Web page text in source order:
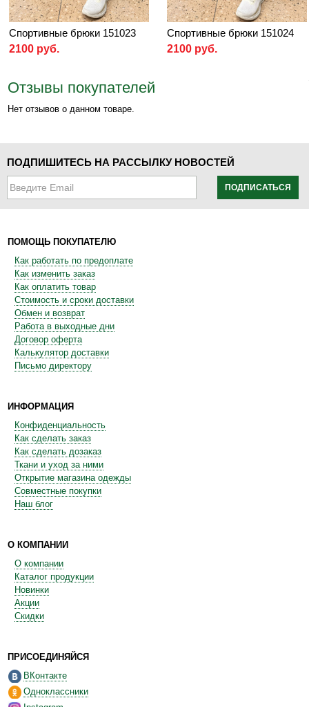
Спортивные брюки 151023
2100 руб.
Спортивные брюки 151024
2100 руб.
Отзывы покупателей
Нет отзывов о данном товаре.
ПОДПИШИТЕСЬ НА РАССЫЛКУ НОВОСТЕЙ
ПОДПИСАТЬСЯ
ПОМОЩЬ ПОКУПАТЕЛЮ
Как работать по предоплате
Как изменить заказ
Как оплатить товар
Стоимость и сроки доставки
Обмен и возврат
Работа в выходные дни
Договор оферта
Калькулятор доставки
Письмо директору
ИНФОРМАЦИЯ
Конфиденциальность
Как сделать заказ
Как сделать дозаказ
Ткани и уход за ними
Открытие магазина одежды
Совместные покупки
Наш блог
О КОМПАНИИ
О компании
Каталог продукции
Новинки
Акции
Скидки
ПРИСОЕДИНЯЙСЯ
ВКонтакте
Одноклассники